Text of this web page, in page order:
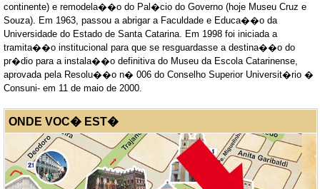
continente) e remodela��o do Pal�cio do Governo (hoje Museu Cruz e
Souza). Em 1963, passou a abrigar a Faculdade e Educa��o da
Universidade do Estado de Santa Catarina. Em 1998 foi iniciada a
tramita��o institucional para que se resguardasse a destina��o do
pr�dio para a instala��o definitiva do Museu da Escola Catarinense,
aprovada pela Resolu��o n� 006 do Conselho Superior Universit�rio �
Consuni- em 11 de maio de 2000.
ONDE VOC� EST�